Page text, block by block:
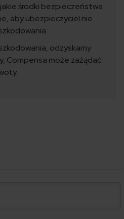
jakie środki bezpieczeństwa
aby ubezpieczyciel nie
odzyskamy
Compensa może zażądać